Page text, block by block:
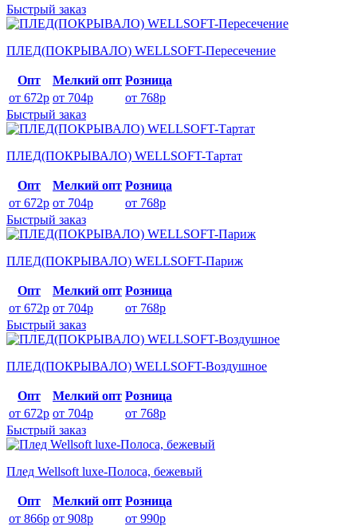
Быстрый заказ
ПЛЕД(ПОКРЫВАЛО) WELLSOFT-Пересечение
Опт Мелкий опт Розница
от 672р от 704р
от 768р
Быстрый заказ
ПЛЕД(ПОКРЫВАЛО) WELLSOFT-Тартат
Опт Мелкий опт Розница
от 672р от 704р
от 768р
Быстрый заказ
ПЛЕД(ПОКРЫВАЛО) WELLSOFT-Париж
Опт Мелкий опт Розница
от 672р от 704р
от 768р
Быстрый заказ
ПЛЕД(ПОКРЫВАЛО) WELLSOFT-Воздушное
Опт Мелкий опт Розница
от 672р от 704р
от 768р
Быстрый заказ
Плед Wellsoft luxe-Полоса, бежевый
Опт Мелкий опт Розница
от 866р от 908р
от 990р